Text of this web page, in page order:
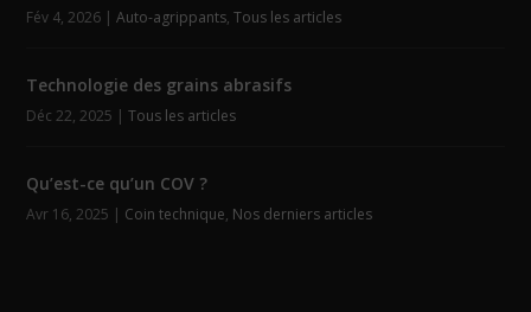
Fév 4, 2026 |Auto-agrippants,Tous les articles
Technologie des grains abrasifs
Déc 22, 2025 |Tous les articles
Qu’est-ce qu’un COV ?
Avr 16, 2025 | Coin technique, Nos derniers articles